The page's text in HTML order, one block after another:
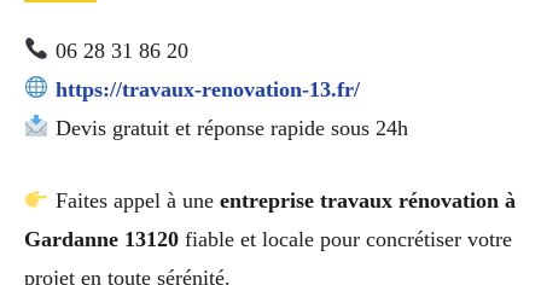
06 28 31 86 20
https://travaux-renovation-13.fr/
Devis gratuit et réponse rapide sous 24h
Faites appel à une entreprise travaux rénovation à
Gardanne 13120 fiable et locale pour concrétiser votre
projet en toute sérénité.